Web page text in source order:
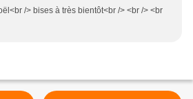
/> bises à très bientôt<br /> <br /> <br